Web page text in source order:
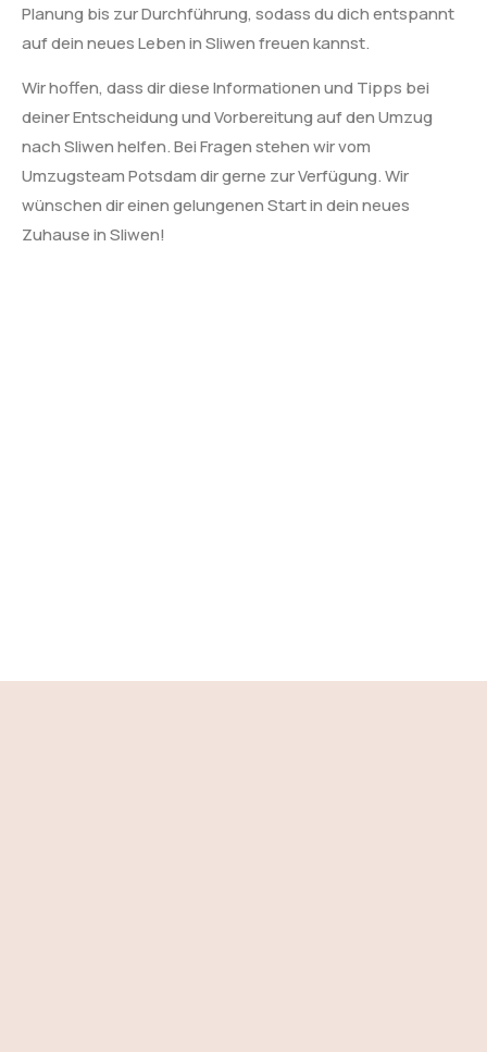
Planung bis zur Durchführung, sodass du dich entspannt
auf dein neues Leben in Sliwen freuen kannst.
Wir hoffen, dass dir diese Informationen und Tipps bei
deiner Entscheidung und Vorbereitung auf den Umzug
nach Sliwen helfen. Bei Fragen stehen wir vom
Umzugsteam Potsdam dir gerne zur Verfügung. Wir
wünschen dir einen gelungenen Start in dein neues
Zuhause in Sliwen!